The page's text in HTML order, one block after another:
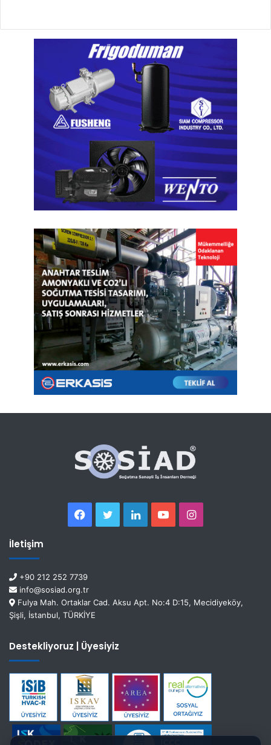
İletişim
+90 212 252 7739
info@sosiad.org.tr
Fulya Mah. Ortaklar Cad. Aksu Apt. No:4 D:15, Mecidiyeköy,
Şişli, İstanbul, TÜRKİYE
Destekliyoruz | Üyesiyiz